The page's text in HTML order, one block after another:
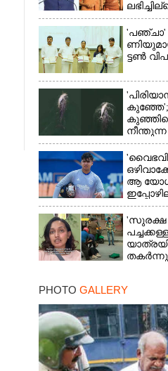
'​പ​ഞ്ചാ​'​
ട്ടൺ
കുഞ്ഞേ';
ആ
എല്ലാം
'സുരക്ഷ
തകർന്നു,
PHOTO GALLERY